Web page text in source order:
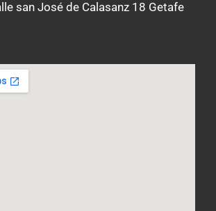
san José de Calasanz 18 Getafe